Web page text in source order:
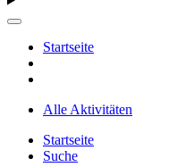
Startseite
Alle Aktivitäten
Startseite
Suche